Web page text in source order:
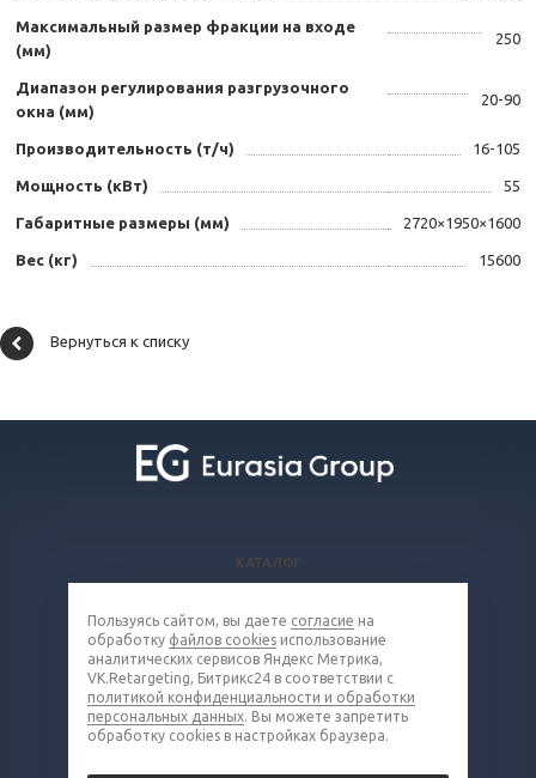
Максимальный размер фракции на входе
(мм)
250
Диапазон регулирования разгрузочного
окна (мм)
20-90
Производительность (т/ч) 16-105
Мощность (кВт) 55
Габаритные размеры (мм) 2720×1950×1600
Вес (кг) 15600
Вернуться к списку
КАТАЛОГ
КОМПАНИЯ
КОНТАКТЫ
8 (800) 100-66-83
grd@eq-mail.ru
Пользуясь сайтом, вы даете согласие на
обработку файлов cookies использование
аналитических сервисов Яндекс Метрика,
VK.Retargeting, Битрикс24 в соответствии с
политикой конфиденциальности и обработки
персональных данных. Вы можете запретить
обработку cookies в настройках браузера.